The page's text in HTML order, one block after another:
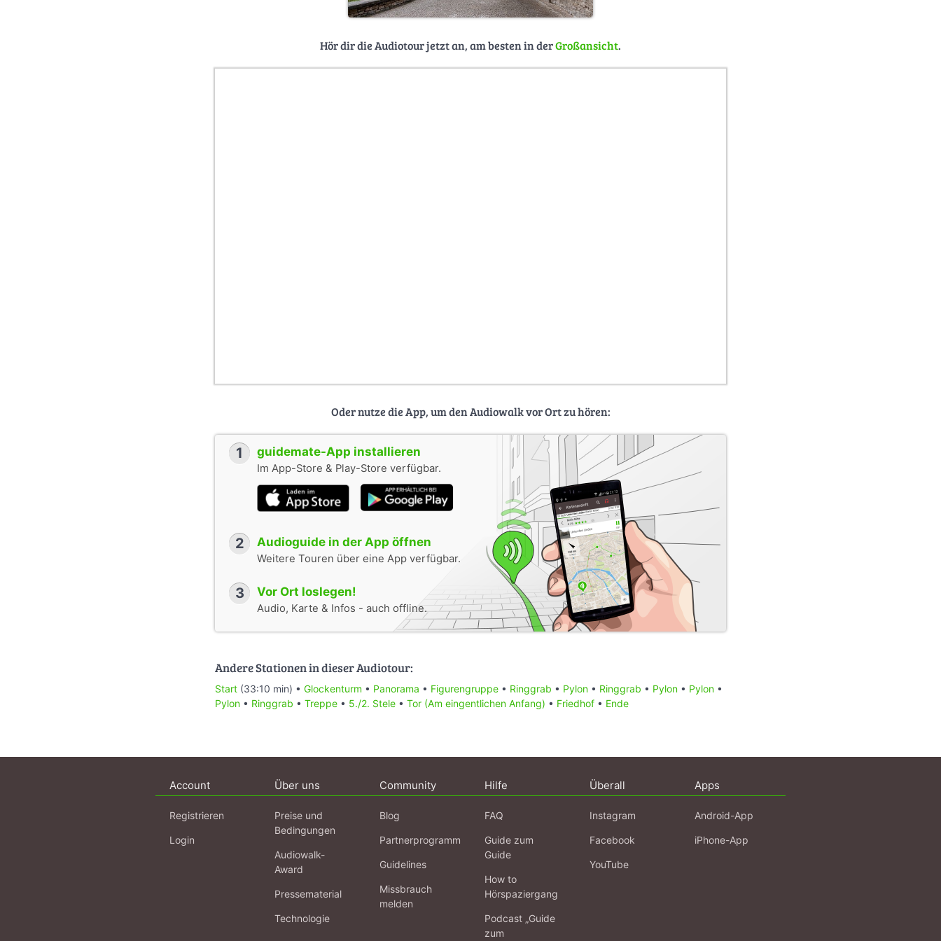
Hör dir die Audiotour jetzt an, am besten in derGroßansicht.
Oder nutze die App, um den Audiowalk vor Ort zu hören:
1 guidemate-App installieren
Im App-Store & Play-Store verfügbar.
2 Audioguide in der App öffnen
Weitere Touren über eine App verfügbar.
3 Vor Ort loslegen!
Audio, Karte & Infos - auch offline.
Andere Stationen in dieser Audiotour:
Start (33:10 min) • Glockenturm • Panorama • Figurengruppe • Ringgrab • Pylon • Ringgrab • Pylon • Pylon •
Pylon • Ringgrab • Treppe • 5./2. Stele • Tor (Am eingentlichen Anfang) • Friedhof • Ende
Account
Registrieren
Login
Über uns
Preise und
Bedingungen
Audiowalk-
Award
Pressematerial
Technologie
Community
Blog
Partnerprogramm
Guidelines
Missbrauch
melden
Hilfe
FAQ
Guide zum
Guide
How to
Hörspaziergang
Podcast „Guide
zum
Überall
Instagram
Facebook
YouTube
Apps
Android-App
iPhone-App